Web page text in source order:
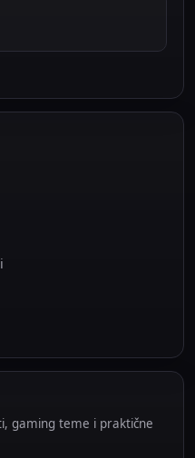
gaming teme i praktične